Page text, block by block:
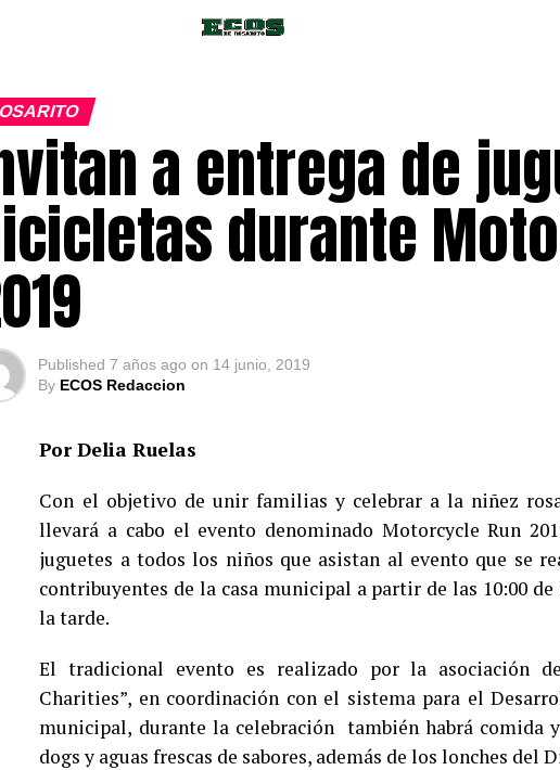
a entrega de
durante
Published 7 años ago on 14 junio, 2019
By ECOS Redaccion
Por Delia Ruelas
Con el objetivo de unir familias y celebrar a la niñez
llevará a cabo el evento denominado Motorcycle Run
juguetes a todos los niños que asistan al evento que se
contribuyentes de la casa municipal a partir de las 10:00
la tarde.
El tradicional evento es realizado por la asociación
Charities”, en coordinación con el sistema para el
municipal, durante la celebración también habrá comida
dogs y aguas frescas de sabores, además de los lonches del